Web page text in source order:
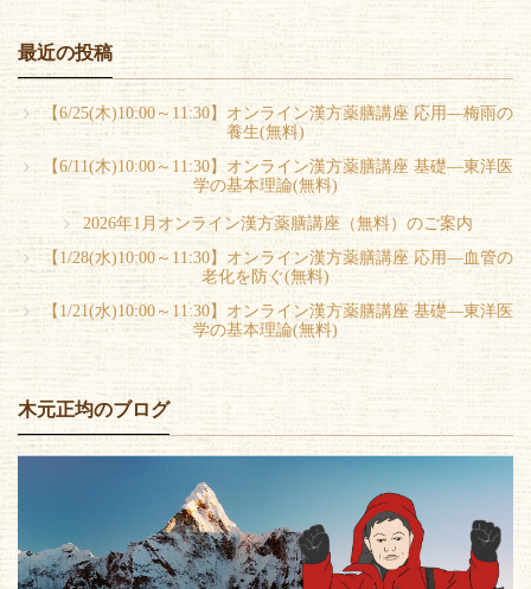
最近の投稿
【6/25(木)10:00～11:30】オンライン漢方薬膳講座 応用―梅雨の
養生(無料)
【6/11(木)10:00～11:30】オンライン漢方薬膳講座 基礎―東洋医
学の基本理論(無料)
2026年1月オンライン漢方薬膳講座（無料）のご案内
【1/28(水)10:00～11:30】オンライン漢方薬膳講座 応用―血管の
老化を防ぐ(無料)
【1/21(水)10:00～11:30】オンライン漢方薬膳講座 基礎―東洋医
学の基本理論(無料)
木元正均のブログ